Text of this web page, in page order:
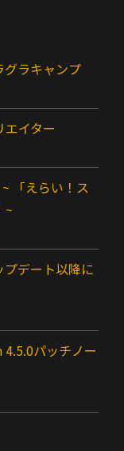
グラキャンプ
イター
「えらい！ス
~
プデート以降に
4.5.0パッチノー